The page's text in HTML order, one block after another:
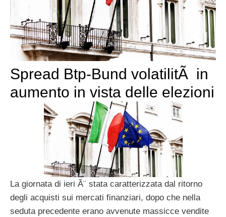
Spread Btp-Bund volatilitÃ in
aumento in vista delle elezioni
La giornata di ieri Ã¨ stata caratterizzata dal ritorno
degli acquisti sui mercati finanziari, dopo che nella
seduta precedente erano avvenute massicce vendite